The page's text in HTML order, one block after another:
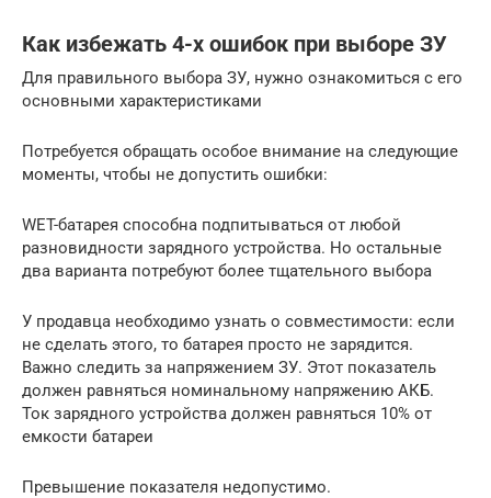
Как избежать 4-х ошибок при выборе ЗУ
Для правильного выбора ЗУ, нужно ознакомиться с его
основными характеристиками
Потребуется обращать особое внимание на следующие
моменты, чтобы не допустить ошибки:
WET-батарея способна подпитываться от любой
разновидности зарядного устройства. Но остальные
два варианта потребуют более тщательного выбора
У продавца необходимо узнать о совместимости: если
не сделать этого, то батарея просто не зарядится.
Важно следить за напряжением ЗУ. Этот показатель
должен равняться номинальному напряжению АКБ.
Ток зарядного устройства должен равняться 10% от
емкости батареи
Превышение показателя недопустимо.